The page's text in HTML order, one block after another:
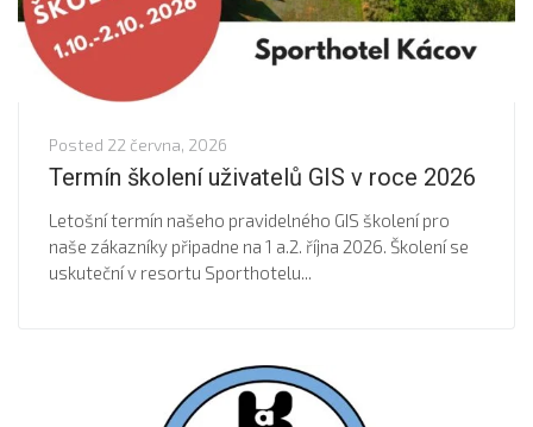
Posted 22 června, 2026
Termín školení uživatelů GIS v roce 2026
Letošní termín našeho pravidelného GIS školení pro
naše zákazníky připadne na 1 a.2. října 2026. Školení se
uskuteční v resortu Sporthotelu...